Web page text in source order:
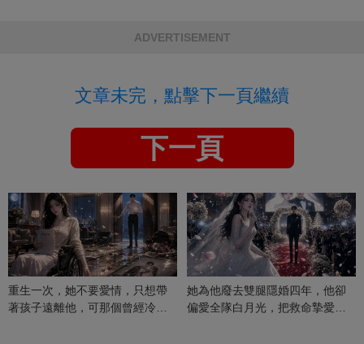
ADVERTISEMENT
文章未完，點擊下一頁繼續
下一頁
重生一次，她不要愛情，只想帶
著孩子遠離他，可那個曾經冷漠
她為他廢去雙腿隱婚四年，他卻
偏愛全隊白月光，把救命摯愛當